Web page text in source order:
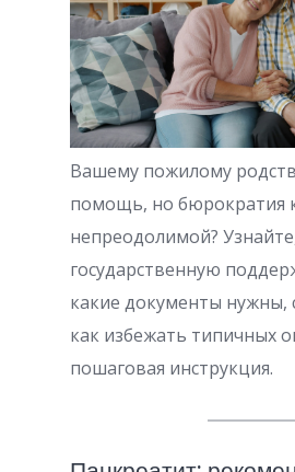
Вашему пожилому
помощь, но бюрократия
непреодолимой?
государственную
какие документы нужны,
как избежать типичных
пошаговая инструкция.